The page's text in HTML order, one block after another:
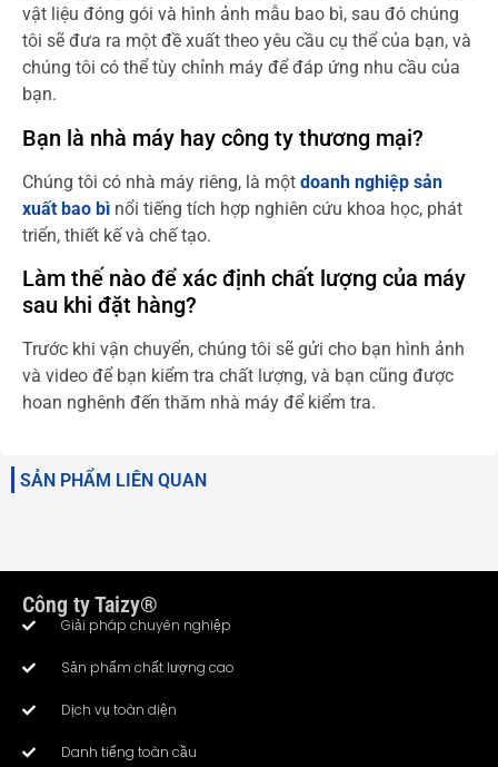
vật liệu đóng gói và hình ảnh mẫu bao bì, sau đó chúng
tôi sẽ đưa ra một đề xuất theo yêu cầu cụ thể của bạn, và
chúng tôi có thể tùy chỉnh máy để đáp ứng nhu cầu của
bạn.
Bạn là nhà máy hay công ty thương mại?
Chúng tôi có nhà máy riêng, là một doanh nghiệp sản
xuất bao bì nổi tiếng tích hợp nghiên cứu khoa học, phát
triển, thiết kế và chế tạo.
Làm thế nào để xác định chất lượng của máy
sau khi đặt hàng?
Trước khi vận chuyển, chúng tôi sẽ gửi cho bạn hình ảnh
và video để bạn kiểm tra chất lượng, và bạn cũng được
hoan nghênh đến thăm nhà máy để kiểm tra.
SẢN PHẨM LIÊN QUAN
Công ty Taizy®
Giải pháp chuyên nghiệp
Sản phẩm chất lượng cao
Dịch vụ toàn diện
Danh tiếng toàn cầu